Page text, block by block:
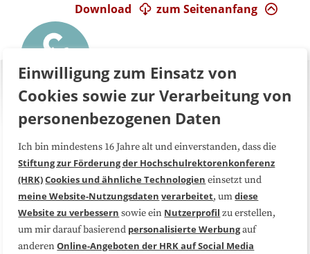
zum Seitenanfang
Download
Über uns FAQ
Medienarbeit Kooperationen
Datenschutzerklärung Impressum
Einwilligung zum Einsatz von
Cookies sowie zur Verarbeitung von
personenbezogenen Daten
Ich bin mindestens 16 Jahre alt und einverstanden, dass die
Stiftung zur Förderung der Hochschulrektorenkonferenz
(HRK)Cookies und ähnliche Technologien einsetzt und
meine Website-Nutzungsdaten verarbeitet, umdiese
Website zu verbessern sowie ein Nutzerprofil zu erstellen,
um mir darauf basierend personalisierte Werbungauf
anderenOnline-Angeboten der HRK auf Social Media